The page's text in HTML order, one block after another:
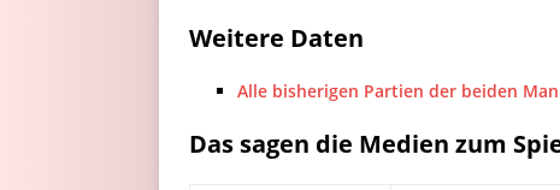
Weitere Daten
Alle bisherigen Partien der beiden
Das sagen die Medien zum